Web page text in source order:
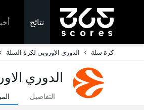
نتائج
كرة سلة الدوري الاوروبي لكرة السلة
الدوري الاوروبي لكرة
التفاصيل